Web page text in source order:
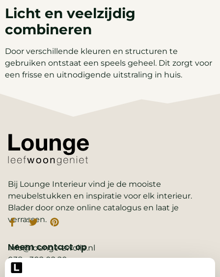
Licht en veelzijdig
combineren
Door verschillende kleuren en structuren te
gebruiken ontstaat een speels geheel. Dit zorgt voor
een frisse en uitnodigende uitstraling in huis.
Bij Lounge Interieur vind je de mooiste
meubelstukken en inspiratie voor elk interieur.
Blader door onze online catalogus en laat je
verrassen.
Neem contact op
info@lounge-zwolle.nl
038 - 302 02 20
Anthony Fokkerstraat 3, 8013 NS Zwolle